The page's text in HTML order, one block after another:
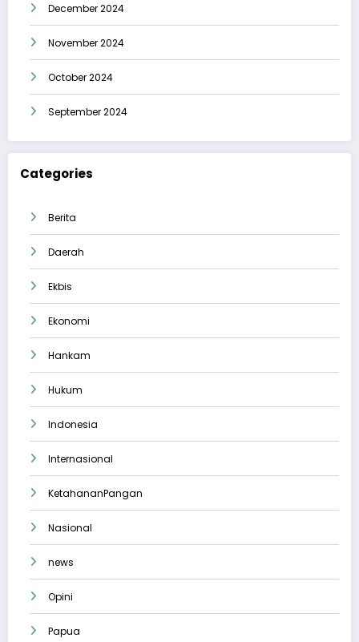
December 2024
November 2024
October 2024
September 2024
Categories
Berita
Daerah
Ekbis
Ekonomi
Hankam
Hukum
Indonesia
Internasional
KetahananPangan
Nasional
news
Opini
Papua